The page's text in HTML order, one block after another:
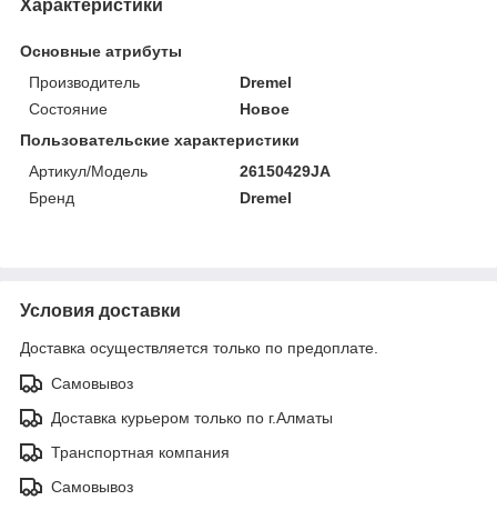
Характеристики
Основные атрибуты
Производитель
Dremel
Состояние
Новое
Пользовательские характеристики
Артикул/Модель
26150429JA
Бренд
Dremel
Условия доставки
Доставка осуществляется только по предоплате.
Самовывоз
Доставка курьером только по г.Алматы
Транспортная компания
Самовывоз